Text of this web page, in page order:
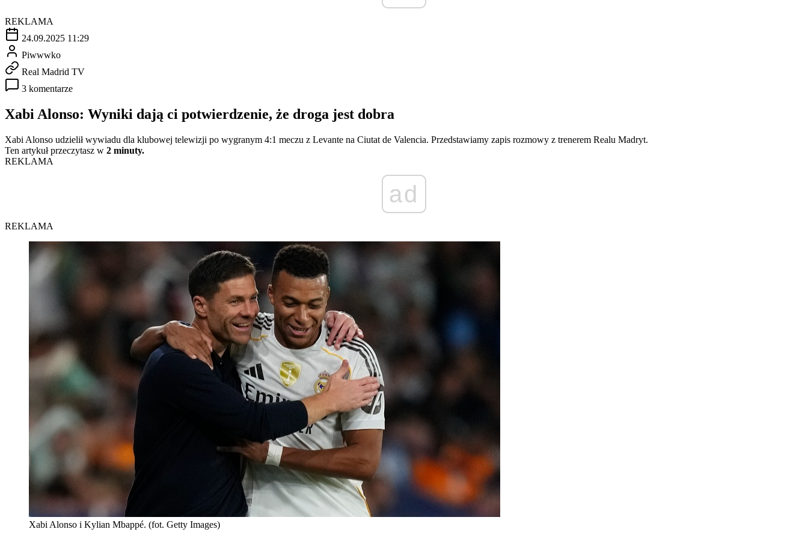
REKLAMA
24.09.2025 11:29
Piwwwko
Real Madrid TV
3 komentarze
Xabi Alonso: Wyniki dają ci potwierdzenie, że droga jest dobra
Xabi Alonso udzielił wywiadu dla klubowej telewizji po wygranym 4:1 meczu z Levante na Ciutat de Valencia. Przedstawiamy zapis rozmowy z trenerem Realu Madryt.
Ten artykuł przeczytasz w 2 minuty.
REKLAMA
ad
REKLAMA
Xabi Alonso i Kylian Mbappé. (fot. Getty Images)